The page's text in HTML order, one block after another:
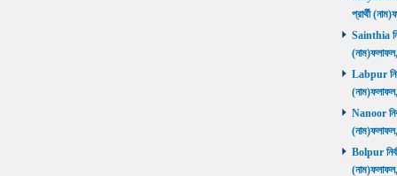
প্রার্থী
Sainthia
Labpur
Nanoor
Bolpur